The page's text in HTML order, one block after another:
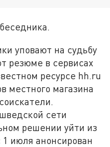
уповают на судьбу
резюме в сервисах
ресурсе hh.ru
местного магазина
сети
решении уйти из
июля анонсирован